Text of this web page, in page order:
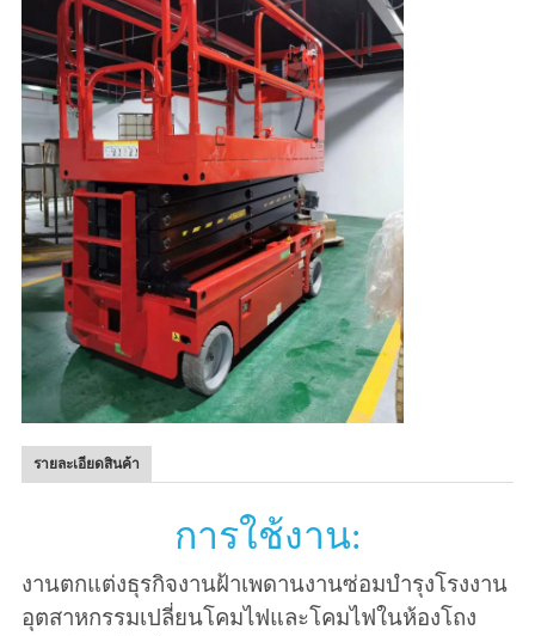
รายละเอียดสินค้า
การใช้งาน:
งานตกแต่งธุรกิจงานฝ้าเพดานงานซ่อมบำรุงโรงงาน
อุตสาหกรรมเปลี่ยนโคมไฟและโคมไฟในห้องโถง